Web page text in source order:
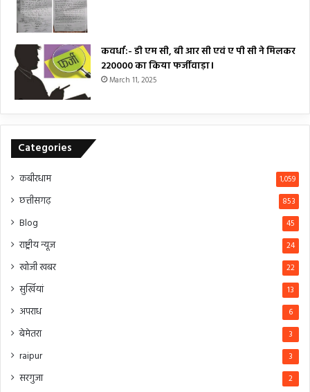
कवर्धा:- डी एम सी, बी आर सी एवं ए पी सी ने मिलकर
₹220000 का किया फर्जीवाड़ा।
March 11, 2025
Categories
कबीरधाम 1,059
छत्तीसगढ़ 853
Blog 45
राष्ट्रीय न्यूज 24
खोजी खबर 22
सुर्खियां 13
अपराध 6
बेमेतरा 3
raipur 3
सरगुजा 2